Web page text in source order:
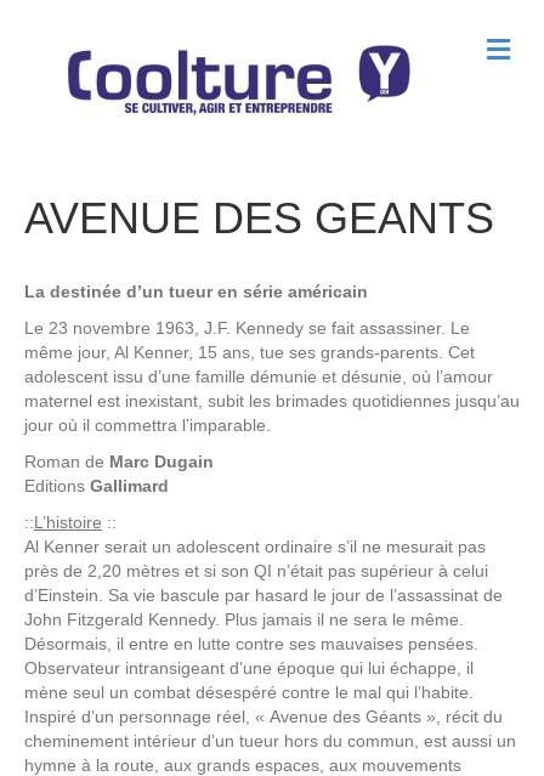
M
e
AVENUE DES GEANTS
La destinée d’un tueur en série américain
Le 23 novembre 1963, J.F. Kennedy se fait assassiner. Le
même jour, Al Kenner, 15 ans, tue ses grands-parents. Cet
adolescent issu d’une famille démunie et désunie, où l’amour
maternel est inexistant, subit les brimades quotidiennes jusqu’au
jour où il commettra l’imparable.
Roman de Marc Dugain
Editions Gallimard
::L’histoire ::
Al Kenner serait un adolescent ordinaire s’il ne mesurait pas
près de 2,20 mètres et si son QI n’était pas supérieur à celui
d’Einstein. Sa vie bascule par hasard le jour de l’assassinat de
John Fitzgerald Kennedy. Plus jamais il ne sera le même.
Désormais, il entre en lutte contre ses mauvaises pensées.
Observateur intransigeant d’une époque qui lui échappe, il
mène seul un combat désespéré contre le mal qui l’habite.
Inspiré d’un personnage réel, « Avenue des Géants », récit du
cheminement intérieur d’un tueur hors du commun, est aussi un
hymne à la route, aux grands espaces, aux mouvements